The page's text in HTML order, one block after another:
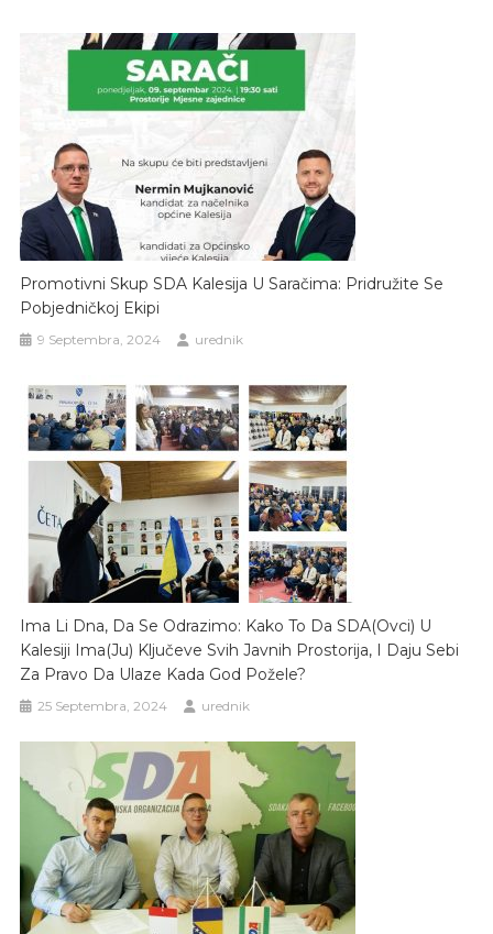
Promotivni Skup SDA Kalesija U Saračima: Pridružite Se
Pobjedničkoj Ekipi
9 Septembra, 2024 urednik
Ima Li Dna, Da Se Odrazimo: Kako To Da SDA(ovci) U
Kalesiji Ima(ju) Ključeve Svih Javnih Prostorija, I Daju Sebi
Za Pravo Da Ulaze Kada God Požele?
25 Septembra, 2024 urednik